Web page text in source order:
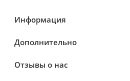
Информация
Дополнительно
Отзывы о нас